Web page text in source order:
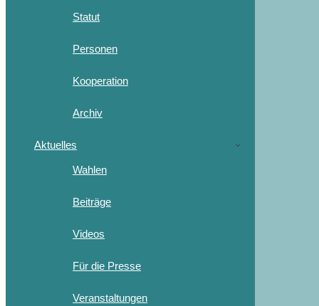
Statut
Personen
Kooperation
Archiv
Aktuelles
Wahlen
Beiträge
Videos
Für die Presse
Veranstaltungen